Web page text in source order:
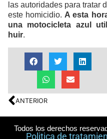
las autoridades para tratar
este homicidio. A esta
una motocicleta azul
huir.
ANTERIOR
Todos los derechos
Politica de